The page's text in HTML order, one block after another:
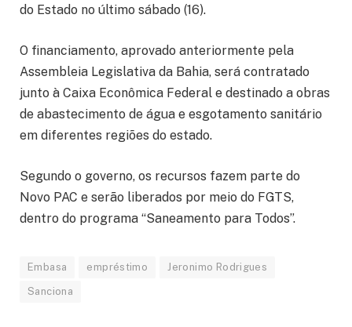
do Estado no último sábado (16).
O financiamento, aprovado anteriormente pela
Assembleia Legislativa da Bahia, será contratado
junto à Caixa Econômica Federal e destinado a obras
de abastecimento de água e esgotamento sanitário
em diferentes regiões do estado.
Segundo o governo, os recursos fazem parte do
Novo PAC e serão liberados por meio do FGTS,
dentro do programa “Saneamento para Todos”.
Embasa empréstimo Jeronimo Rodrigues
Sanciona